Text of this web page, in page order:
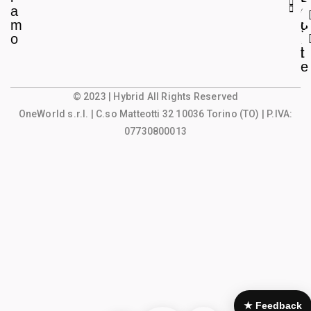
a
m
o
e
g
l
e
o
u
t
© 2023 | Hybrid All Rights Reserved
OneWorld s.r.l.
| C.so Matteotti 32 10036 Torino (TO) | P.IVA:
07730800013
★ Feedback